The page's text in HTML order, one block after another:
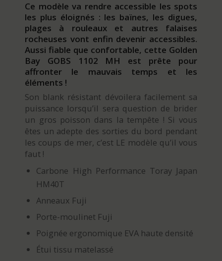
Ce modèle va rendre accessible les spots
les plus éloignés : les baïnes, les digues,
plages à rouleaux et autres falaises
rocheuses vont enfin devenir accessibles.
Aussi fiable que confortable, cette Golden
Bay GOBS 1102 MH est prête pour
affronter le mauvais temps et les
éléments !
Son blank résistant dévoilera facilement sa
puissance lorsqu’il sera question de brider
un gros poisson dans la tempête ! Si vous
êtes un adepte des sorties du bord pendant
les coups de mer, c’est LE modèle qu’il vous
faut !
Carbone High Performance Toray Japan
HM40T
Anneaux Fuji
Porte-moulinet Fuji
Poignée ergonomique EVA haute densité
Étui tissu matelassé